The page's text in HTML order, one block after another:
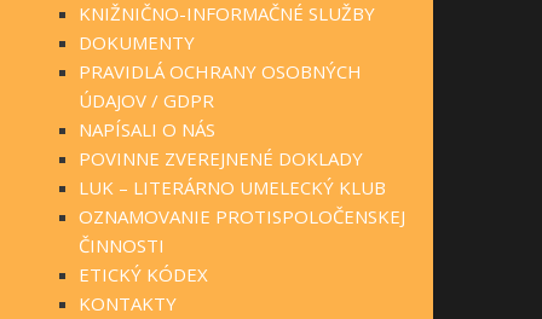
KNIŽNIČNO-INFORMAČNÉ SLUŽBY
DOKUMENTY
PRAVIDLÁ OCHRANY OSOBNÝCH
ÚDAJOV / GDPR
NAPÍSALI O NÁS
POVINNE ZVEREJNENÉ DOKLADY
LUK – LITERÁRNO UMELECKÝ KLUB
OZNAMOVANIE PROTISPOLOČENSKEJ
ČINNOSTI
ETICKÝ KÓDEX
KONTAKTY